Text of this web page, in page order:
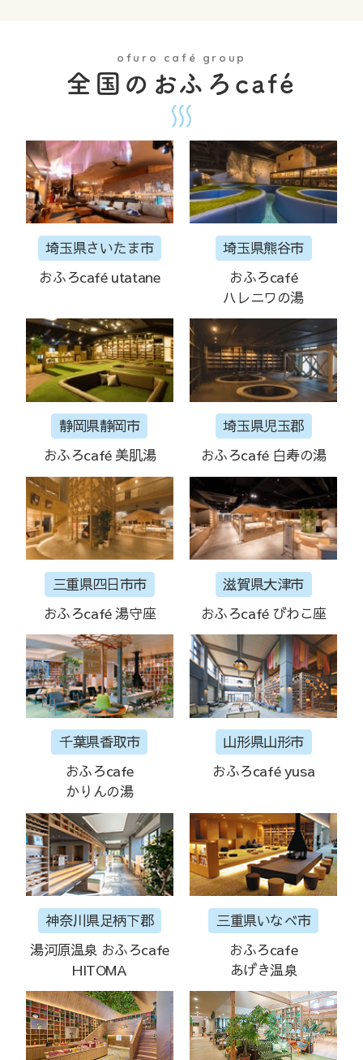
ofuro café group
全国のおふろcafé
埼玉県さいたま市
おふろcafé utatane
埼玉県熊谷市
おふろcafé
ハレニワの湯
静岡県静岡市
おふろcafé 美肌湯
埼玉県児玉郡
おふろcafé 白寿の湯
三重県四日市市
おふろcafé 湯守座
滋賀県大津市
おふろcafé びわこ座
千葉県香取市
おふろcafe
かりんの湯
山形県山形市
おふろcafé yusa
神奈川県足柄下郡
湯河原温泉 おふろcafe
HITOMA
三重県いなべ市
おふろcafe
あげき温泉